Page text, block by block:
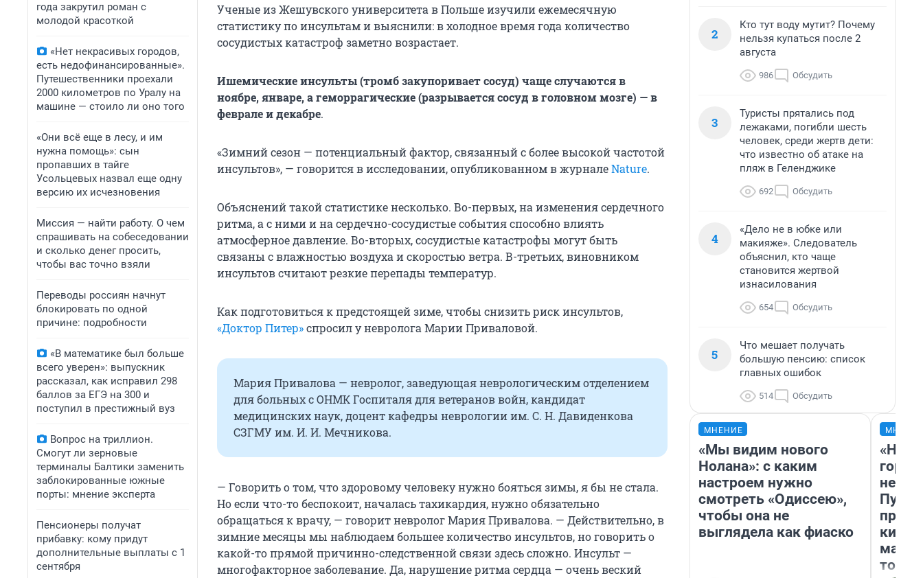
года закрутил роман с
молодой красоткой
«Нет некрасивых городов,
есть недофинансированные».
Путешественники проехали
2000 километров по Уралу на
машине — стоило ли оно того
«Они всё еще в лесу, и им
нужна помощь»: сын
пропавших в тайге
Усольцевых назвал еще одну
версию их исчезновения
Миссия — найти работу. О чем
спрашивать на собеседовании
и сколько денег просить,
чтобы вас точно взяли
Переводы россиян начнут
блокировать по одной
причине: подробности
«В математике был больше
всего уверен»: выпускник
рассказал, как исправил 298
баллов за ЕГЭ на 300 и
поступил в престижный вуз
Вопрос на триллион.
Смогут ли зерновые
терминалы Балтики заменить
заблокированные южные
порты: мнение эксперта
Пенсионеры получат
прибавку: кому придут
дополнительные выплаты с 1
сентября
Ученые из Жешувского университета в Польше изучили ежемесячную
статистику по инсультам и выяснили: в холодное время года количество
сосудистых катастроф заметно возрастает.
Ишемические инсульты (тромб закупоривает сосуд) чаще случаются в
ноябре, январе, а геморрагические (разрывается сосуд в головном мозге) — в
феврале и декабре.
«Зимний сезон — потенциальный фактор, связанный с более высокой частотой
инсультов», — говорится в исследовании, опубликованном в журналеNature.
Объяснений такой статистике несколько. Во-первых, на изменения сердечного
ритма, а с ними и на сердечно-сосудистые события способно влиять
атмосферное давление. Во-вторых, сосудистые катастрофы могут быть
связаны с влажностью воздуха и скоростью ветра. В-третьих, виновником
инсультов считают резкие перепады температур.
Как подготовиться к предстоящей зиме, чтобы снизить риск инсультов,
«Доктор Питер»спросил у невролога Марии Приваловой.
Мария Привалова — невролог, заведующая неврологическим отделением
для больных с ОНМК Госпиталя для ветеранов войн, кандидат
медицинских наук, доцент кафедры неврологии им. С. Н. Давиденкова
СЗГМУ им. И. И. Мечникова.
— Говорить о том, что здоровому человеку нужно бояться зимы, я бы не стала.
Но если что-то беспокоит, началась тахикардия, нужно обязательно
обращаться к врачу, — говорит невролог Мария Привалова. — Действительно, в
зимние месяцы мы наблюдаем большее количество инсультов, но говорить о
какой-то прямой причинно-следственной связи здесь сложно. Инсульт —
многофакторное заболевание. Да, нарушение ритма сердца — очень веский
2
Кто тут воду мутит? Почему
нельзя купаться после 2
августа
986 Обсудить
3
Туристы прятались под
лежаками, погибли шесть
человек, среди жертв дети:
что известно об атаке на
пляж в Геленджике
692 Обсудить
4
«Дело не в юбке или
макияже». Следователь
объяснил, кто чаще
становится жертвой
изнасилования
654 Обсудить
5
Что мешает получать
большую пенсию: список
главных ошибок
514 Обсудить
МНЕНИЕ
«Мы видим нового
Нолана»: с каким
настроем нужно
смотреть «Одиссею»,
чтобы она не
выглядела как фиаско
«Нет
того